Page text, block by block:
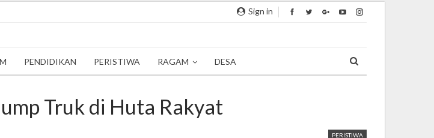
Sign in
PENDIDIKAN PERISTIWA RAGAM DESA
Truk di Huta Rakyat
PERISTIWA